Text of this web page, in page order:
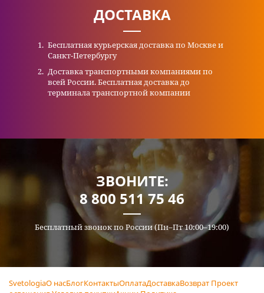
ДОСТАВКА
Бесплатная курьерская доставка по Москве и
Санкт-Петербургу
Доставка транспортными компаниями по
всей России. Бесплатная доставка до
терминала транспортной компании
ЗВОНИТЕ:
8 800 511 75 46
Бесплатный звонок по России (Пн–Пт 10:00–19:00)
SvetologiaО насБлогКонтактыОплатаДоставкаВозврат Проект